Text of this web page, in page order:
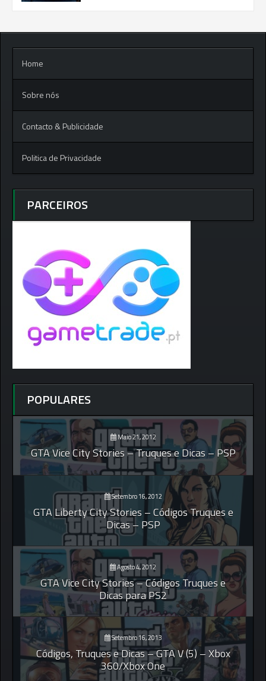
Home
Sobre nós
Contacto & Publicidade
Politica de Privacidade
PARCEIROS
POPULARES
Maio 21, 2012
GTA Vice City Stories – Truques e Dicas – PSP
Setembro 16, 2012
GTA Liberty City Stories – Códigos Truques e
Dicas – PSP
Agosto 4, 2012
GTA Vice City Stories – Códigos Truques e
Dicas para PS2
Setembro 16, 2013
Códigos, Truques e Dicas – GTA V (5) – Xbox
360/Xbox One